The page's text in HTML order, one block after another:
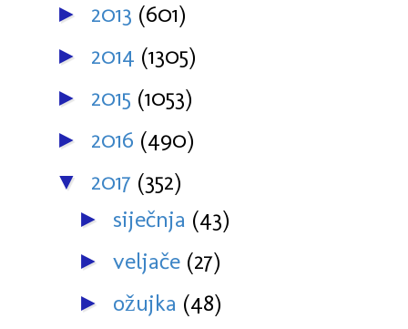
► 2013 (601)
► 2014 (1305)
► 2015 (1053)
► 2016 (490)
▼ 2017 (352)
► siječnja (43)
► veljače (27)
► ožujka (48)